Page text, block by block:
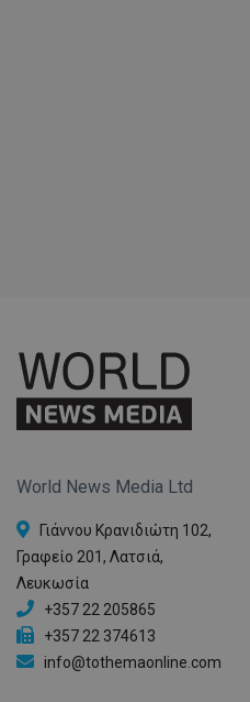
World News Media Ltd
Γιάννου Κρανιδιώτη 102,
Γραφείο 201, Λατσιά,
Λευκωσία
+357 22 205865
+357 22 374613
info@tothemaonline.com